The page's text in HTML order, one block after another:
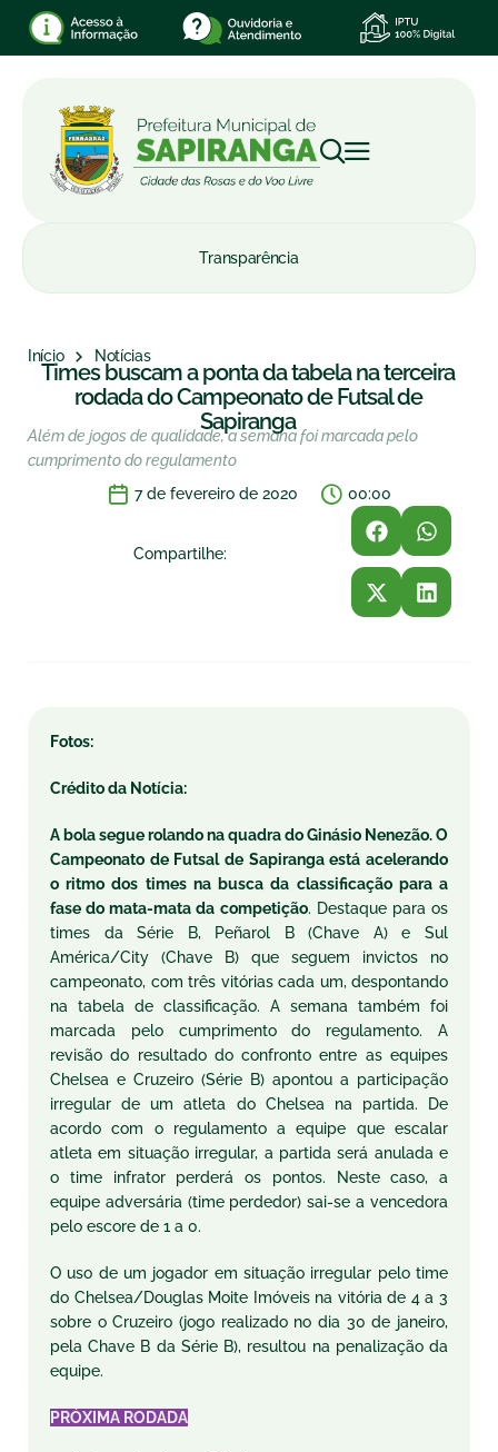
Transparência
Início Notícias
Times buscam a ponta da tabela na terceira
rodada do Campeonato de Futsal de
Sapiranga
Além de jogos de qualidade, a semana foi marcada pelo
cumprimento do regulamento
7 de fevereiro de 2020
00:00
Compartilhe:
Fotos:
Crédito da Notícia:
A bola segue rolando na quadra do Ginásio Nenezão. O
Campeonato de Futsal de Sapiranga está acelerando
o ritmo dos times na busca da classificação para a
fase do mata-mata da competição. Destaque para os
times da Série B, Peñarol B (Chave A) e Sul
América/City (Chave B) que seguem invictos no
campeonato, com três vitórias cada um, despontando
na tabela de classificação. A semana também foi
marcada pelo cumprimento do regulamento. A
revisão do resultado do confronto entre as equipes
Chelsea e Cruzeiro (Série B) apontou a participação
irregular de um atleta do Chelsea na partida. De
acordo com o regulamento a equipe que escalar
atleta em situação irregular, a partida será anulada e
o time infrator perderá os pontos. Neste caso, a
equipe adversária (time perdedor) sai-se a vencedora
pelo escore de 1 a 0.
O uso de um jogador em situação irregular pelo time
do Chelsea/Douglas Moite Imóveis na vitória de 4 a 3
sobre o Cruzeiro (jogo realizado no dia 30 de janeiro,
pela Chave B da Série B), resultou na penalização da
equipe.
PRÓXIMA RODADA